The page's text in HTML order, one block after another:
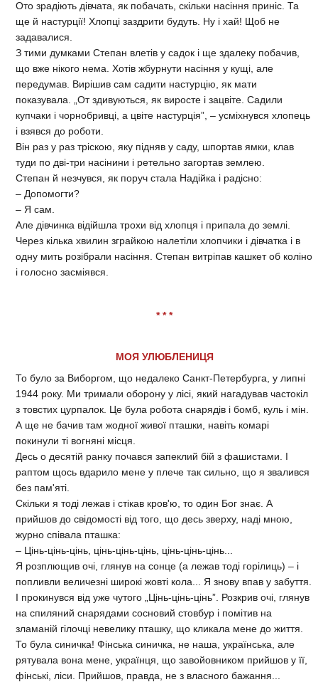
Ото зрадіють дівчата, як побачать, скільки насін­ня приніс. Та
ще й настурції! Хлопці заздрити будуть. Ну і хай! Щоб не
задавалися.
З тими думками Степан влетів у садок і ще здале­ку побачив,
що вже нікого нема. Хотів жбурнути на­сіння у кущі, але
передумав. Вирішив сам садити на­стурцію, як мати
показувала. „От здивуються, як виросте і зацвіте. Садили
купчаки і чорнобривці, а цвіте настурція”, – усміхнувся хлопець
і взявся до роботи.
Він раз у раз тріскою, яку підняв у саду, шпортав ямки, клав
туди по дві-три насінини і ретельно загор­тав землею.
Степан й незчувся, як поруч стала Надійка і ра­дісно:
– Допомогти?
– Я сам.
Але дівчинка відійшла трохи від хлопця і припа­ла до землі.
Через кілька хвилин зграйкою налетіли хлопчики і дівчатка і в
одну мить розібрали насіння. Степан витріпав кашкет об коліно
і голосно засміявся.
* * *
МОЯ УЛЮБЛЕНИЦЯ
То було за Виборгом, що недалеко Санкт-Петербурга, у липні
1944 року. Ми тримали оборону у лісі, який нагадував частокіл
з товстих цурпалок. Це була робота снарядів і бомб, куль і мін.
А ще не бачив там жодної живої пташки, навіть комарі
покинули ті вогняні місця.
Десь о десятій ранку почався запеклий бій з фашистами. І
раптом щось вдарило мене у плече так сильно, що я звалився
без пам'яті.
Скільки я тоді лежав і стікав кров'ю, то один Бог знає. А
прийшов до свідомості від того, що десь зверху, наді мною,
журно співала пташка:
– Цінь-цінь-цінь, цінь-цінь-цінь, цінь-цінь-цінь...
Я розплющив очі, глянув на сонце (а лежав тоді горілиць) – і
попливли величезні широкі жовті кола... Я знову впав у забуття.
І прокинувся від уже чутого „Цінь-цінь-цінь”. Розкрив очі, глянув
на спиляний снарядами сосновий стовбур і помітив на
зламаній гілочці невелику пташку, що кликала мене до життя.
То була синичка! Фінська синичка, не наша, українська, але
рятувала вона мене, українця, що завойовником прийшов у її,
фінські, ліси. Прийшов, правда, не з власного бажання...